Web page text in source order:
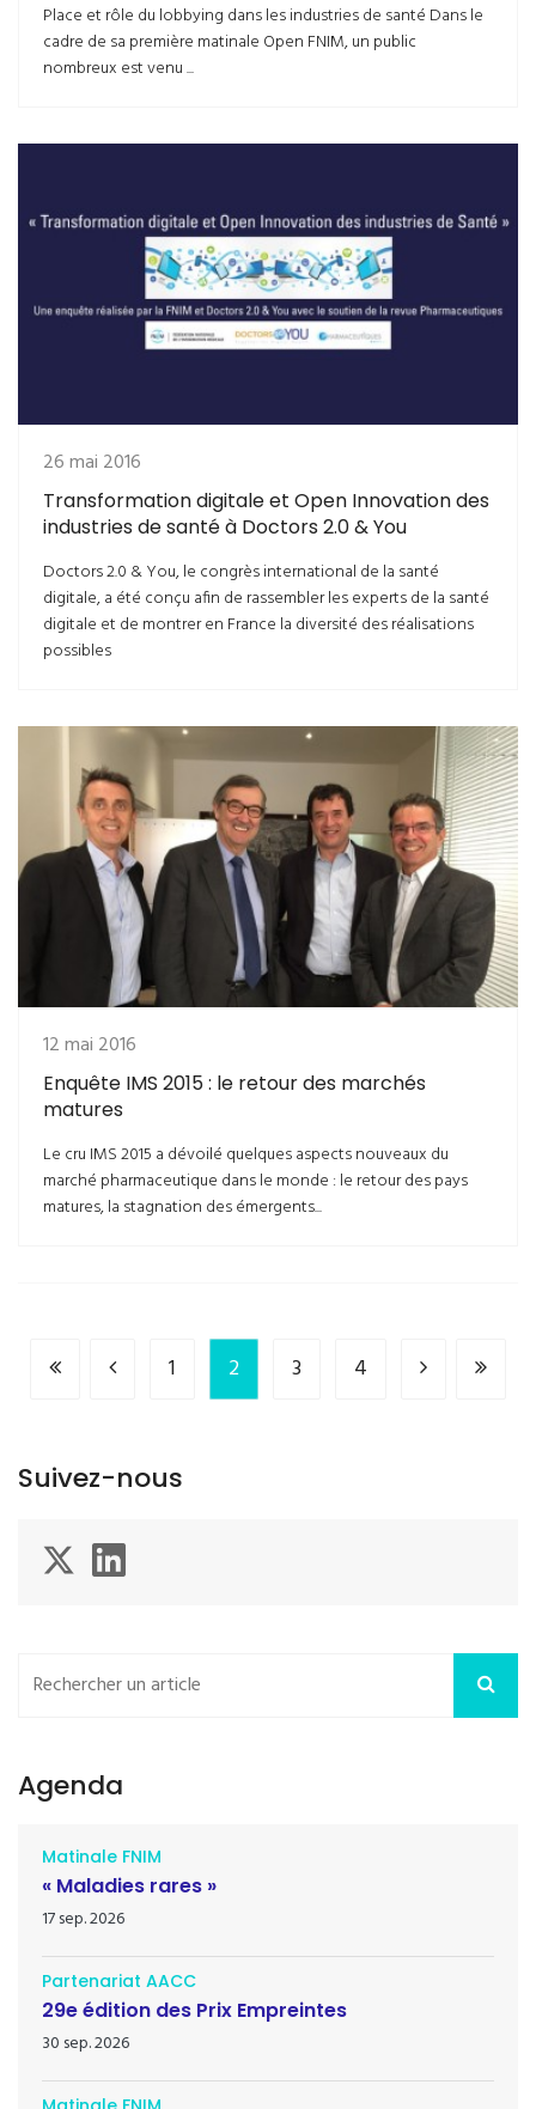
Place et rôle du lobbying dans les industries de santé Dans le
cadre de sa première matinale Open FNIM, un public
nombreux est venu ...
26 mai 2016
Transformation digitale et Open Innovation des
industries de santé à Doctors 2.0 & You
Doctors 2.0 & You, le congrès international de la santé
digitale, a été conçu afin de rassembler les experts de la santé
digitale et de montrer en France la diversité des réalisations
possibles
12 mai 2016
Enquête IMS 2015 : le retour des marchés
matures
Le cru IMS 2015 a dévoilé quelques aspects nouveaux du
marché pharmaceutique dans le monde : le retour des pays
matures, la stagnation des émergents...
1 2 3 4
Suivez-nous
Agenda
Matinale FNIM
« Maladies rares »
17 sep. 2026
Partenariat AACC
29e édition des Prix Empreintes
30 sep. 2026